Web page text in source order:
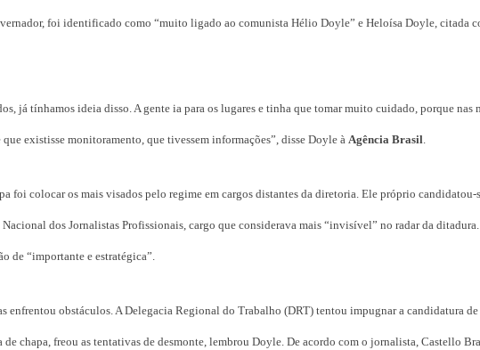
foi identificado como “muito ligado ao comunista Hélio Doyle” e Heloísa Doyle, citada
já tínhamos ideia disso. A gente ia para os lugares e tinha que tomar muito cuidado, porque nas
existisse monitoramento, que tivessem informações”, disse Doyle à Agência Brasil
foi colocar os mais visados pelo regime em cargos distantes da diretoria. Ele próprio candidatou-
dos Jornalistas Profissionais, cargo que considerava mais “invisível” no radar da
de “importante e estratégica”.
obstáculos. A Delegacia Regional do Trabalho (DRT) tentou impugnar a candidatura de
chapa, freou as tentativas de desmonte, lembrou Doyle. De acordo com o jornalista, Castello